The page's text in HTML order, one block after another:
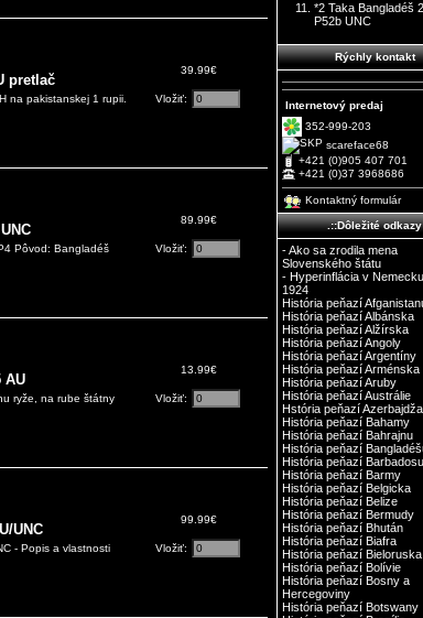
pretlač
na pakistanskej 1 rupii.
39.99€
Vložiť:
Pôvod: Bangladéš
89.99€
Vložiť:
AU
ryže, na rube štátny
13.99€
Vložiť:
UNC
- Popis a vlastnosti
99.99€
Vložiť:
*2 Taka Bangladéš
P52b UNC
Rýchly kontakt
Internetový predaj
352-999-203
scareface68
+421 (0)905 407 701
+421 (0)37 3968686
Kontaktný formulár
.::Dôležité odkazy
- Ako sa zrodila mena
Slovenského štátu
- Hyperinflácia v
1924
História peňazí
História peňazí Albánska
História peňazí Alžírska
História peňazí Angoly
História peňazí Argentíny
História peňazí Arménska
História peňazí Aruby
História peňazí Austrálie
Hstória peňazí
História peňazí Bahamy
História peňazí Bahrajnu
História peňazí
História peňazí Barbadosu
História peňazí Barmy
História peňazí Belgicka
História peňazí Belize
História peňazí Bermudy
História peňazí Bhután
História peňazí Biafra
História peňazí Bieloruska
História peňazí Bolívie
História peňazí Bosny a
Hercegoviny
História peňazí Botswany